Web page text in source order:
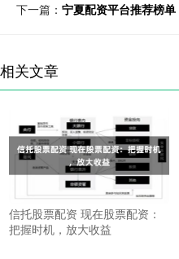
下一篇： 宁夏配资平台推荐榜单
相关文章
信托股票配资 现在股票配资：
把握时机，放大收益